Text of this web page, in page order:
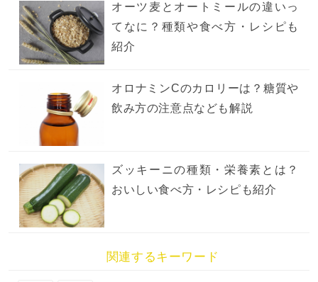
オーツ麦とオートミールの違いっ
てなに？種類や食べ方・レシピも
紹介
オロナミンCのカロリーは？糖質や
飲み方の注意点なども解説
ズッキーニの種類・栄養素とは？
おいしい食べ方・レシピも紹介
関連するキーワード